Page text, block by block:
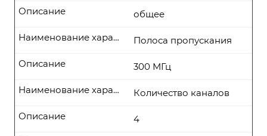
общее
Описание
Полоса пропускания
Наименование характеристики
300 МГц
Описание
Количество каналов
Наименование характеристики
4
Описание